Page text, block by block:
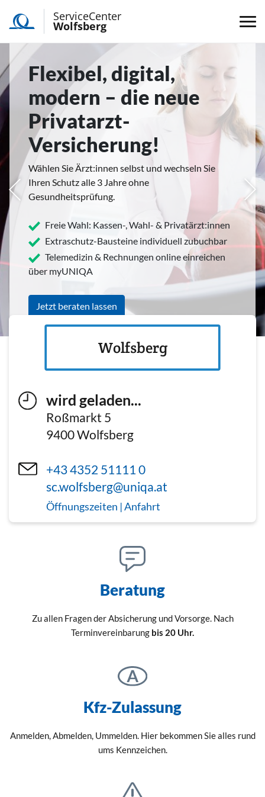
ServiceCenter
Wolfsberg
Flexibel, digital,
modern – die neue
Privatarzt-
Versicherung!
Wählen Sie Ärzt:innen selbst und wechseln Sie
Ihren Schutz alle 3 Jahre ohne
Gesundheitsprüfung.
Freie Wahl: Kassen-, Wahl- & Privatärzt:innen
Extraschutz-Bausteine individuell zubuchbar
Telemedizin & Rechnungen online einreichen
über myUNIQA
Jetzt beraten lassen
wird geladen...
Roßmarkt 5
9400Wolfsberg
+43 4352 51111 0
sc.wolfsberg@uniqa.at
Öffnungszeiten | Anfahrt
Wolfsberg
Beratung
Zu allen Fragen der Absicherung und Vorsorge. Nach
Terminvereinbarung bis 20 Uhr.
Kfz-Zulassung
Anmelden, Abmelden, Ummelden. Hier bekommen Sie alles rund
ums Kennzeichen.